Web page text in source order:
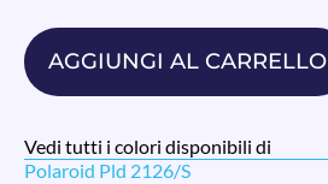
AGGIUNGI AL CARRELLO
Vedi tutti i colori disponibili di
Polaroid Pld 2126/S